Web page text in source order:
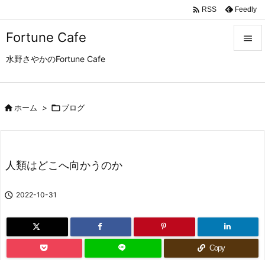
Fortune Cafe
水野さやかのFortune Cafe

 RSS Feedly
ホーム > ブログ
人類はどこへ向かうのか
 2022-10-31
Copy